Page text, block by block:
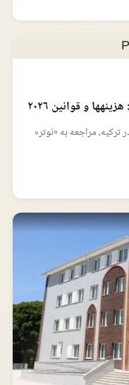
و قوانین ۲۰۲۶
مراجعه به «نوتر»